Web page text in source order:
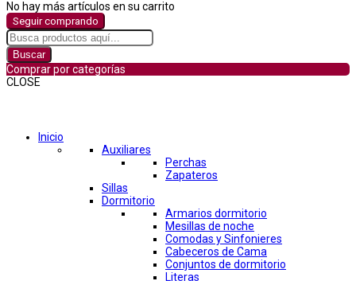
No hay más artículos en su carrito
Seguir comprando
Buscar
Comprar por categorías
CLOSE
Inicio
Auxiliares
Perchas
Zapateros
Sillas
Dormitorio
Armarios dormitorio
Mesillas de noche
Comodas y Sinfonieres
Cabeceros de Cama
Conjuntos de dormitorio
Literas